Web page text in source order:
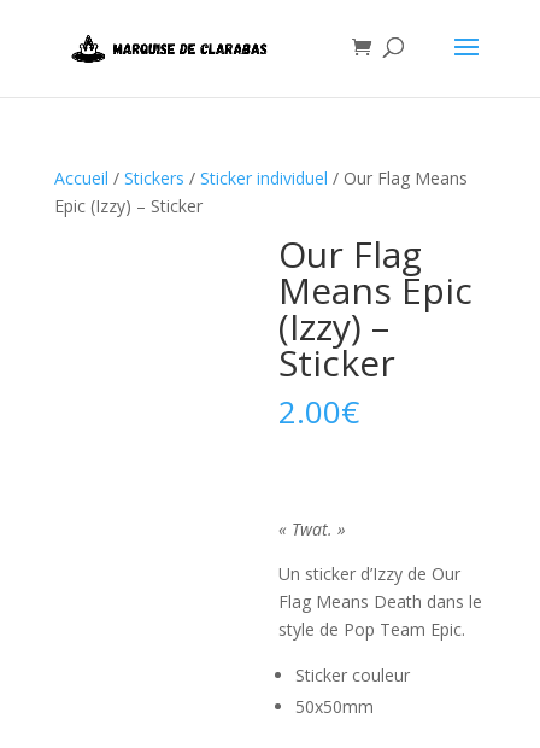
Accueil / Stickers / Sticker individuel / Our Flag Means
Epic (Izzy) – Sticker
Our Flag
Means Epic
(Izzy) –
Sticker
2.00€
« Twat. »
Un sticker d’Izzy de Our
Flag Means Death dans le
style de Pop Team Epic.
Sticker couleur
50x50mm